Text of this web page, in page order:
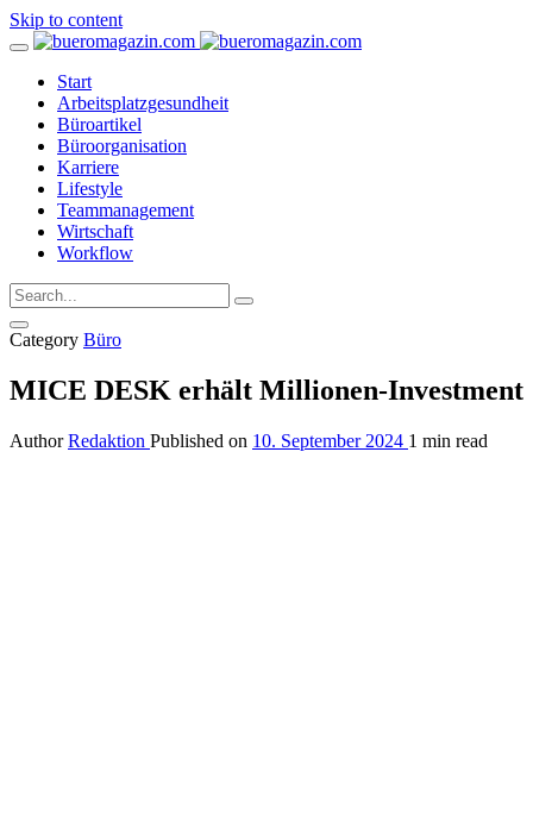
Skip to content
Start
Arbeitsplatzgesundheit
Büroartikel
Büroorganisation
Karriere
Lifestyle
Teammanagement
Wirtschaft
Workflow
Category Büro
MICE DESK erhält Millionen-Investment
Author Redaktion Published on 10. September 2024 1 min read